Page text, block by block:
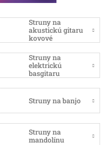
Struny na
akustickú gitaru
kovové
Struny na
elektrickú
basgitaru
Struny na banjo
Struny na
mandolínu